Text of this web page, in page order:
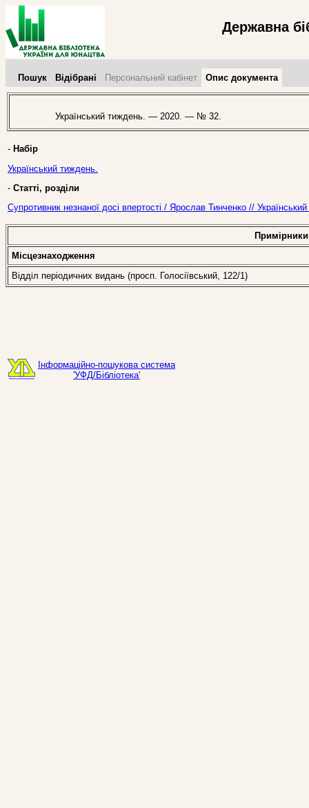
Державна
Пошук Відібрані Персональний кабінет Опис документа
Український тиждень. — 2020. — № 32.
- Набір
Український тиждень.
- Статті, розділи
Супротивник незнаної досі впертості / Ярослав Тинченко //
Примірники
Місцезнаходження
Відділ періодичних видань (просп. Голосіївський, 122/1)
Інформаційно-пошукова система
'УФД/Бібліотека'